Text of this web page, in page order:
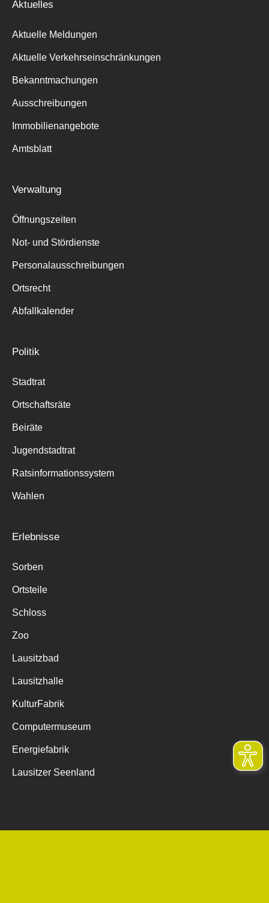
Aktuelles
Aktuelle Meldungen
Aktuelle Verkehrseinschränkungen
Bekanntmachungen
Ausschreibungen
Immobilienangebote
Amtsblatt
Verwaltung
Öffnungszeiten
Not- und Stördienste
Personalausschreibungen
Ortsrecht
Abfallkalender
Politik
Stadtrat
Ortschaftsräte
Beiräte
Jugendstadtrat
Ratsinformationssystem
Wahlen
Erlebnisse
Sorben
Ortsteile
Schloss
Zoo
Lausitzbad
Lausitzhalle
KulturFabrik
Computermuseum
Energiefabrik
Lausitzer Seenland